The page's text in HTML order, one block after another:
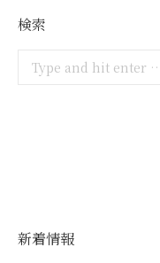
検索
新着情報